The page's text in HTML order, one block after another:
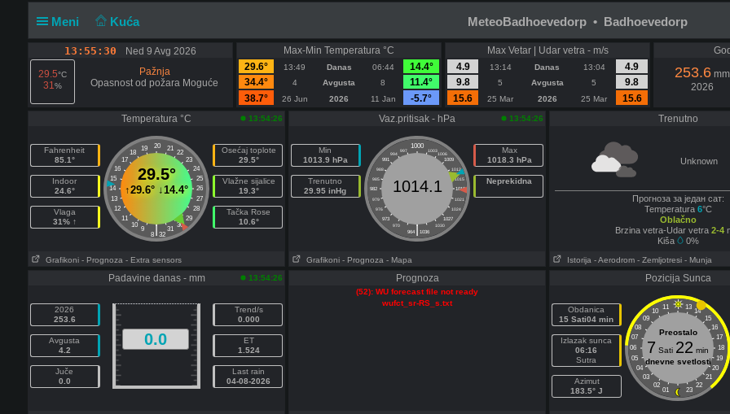
Meni Kuća MeteoBadhoevedorp • Badhoevedorp
13:55:30
Ned 9 Avg 2026
29.5°C
31%
Pažnja
Opasnost od požara Moguće
Max-Min Temperatura °C
29.6°
13:49 Danas 06:44
14.4°
34.4°
4 Avgusta 8
11.4°
38.7°
26 Jun 2026 11 Jan -5.7°
Max Vetar | Udar vetra - m/s
4.9
13:14 Danas 13:04
4.9
9.8
5 Avgusta 5
9.8
15.6
25 Mar 2026 25 Mar 15.6
253.6 mm
2026
Temperatura °C 13:54:26
Fahrenheit
85.1°
Indoor
24.6°
Vlaga
31% ↑
20
19 21
18
22
17
23
16
24
15
25
14
26
13
27
12
28
11
29
10
30
9 31
|
8 32
29.5°
↑29.6° ↓14.4°
Osećaj toplote
29.5°
Vlažne sijalice
19.3°
Tačka Rose
10.6°
Grafikoni - Prognoza - Extra sensors
Vaz.pritisak - hPa 13:54:26
Min
1013.9 hPa
Trenutno
29.95 inHg
1000
997 1003
994
1006
991
1009
988
1012
985
1015
982
1018
979
1021
976
1024
973
1027
970
1030
|
964 1036
1014.1
Max
1018.3 hPa
Neprekidna
Grafikoni - Prognoza - Mapa
Trenutno
Unknown
Прогноза за један сат:
Temperatura 6°C
Oblačno
Brzina vetra-Udar vetra 2-4
Kiša
0%
Istorija - Aerodrom - Zemljotresi - Munja
Padavine danas - mm 13:54:26
2026
253.6
Avgusta
4.2
Juče
0.0
0.0
Trend/s
0.000
ET
1.524
Last rain
04-08-2026
Prognoza
(52): WU forecast file not ready
wufct_sr-RS_s.txt
Pozicija Sunca
Obdanica
15 Sati04 min
Izlazak sunca
06:16
Sutra
Azimut
183.5° J
11 13
10
14
09
15
08
16
07
17
06
18
05
19
04
20
03
21
02
22
01 23
Preostalo
7 Sati 22 min
dnevne svetlosti